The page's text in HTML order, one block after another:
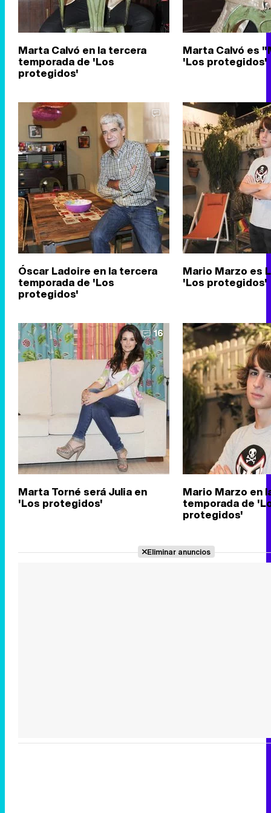
Marta Calvó en la tercera
temporada de 'Los
protegidos'
Marta Calvó es
'Los protegidos'
Óscar Ladoire en la tercera
temporada de 'Los
protegidos'
Mario Marzo es
'Los protegidos'
16
Marta Torné será Julia en
'Los protegidos'
Mario Marzo en
temporada de
protegidos'
Eliminar anuncios